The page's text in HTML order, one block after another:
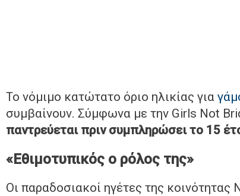
Το νόμιμο κατώτατο όριο ηλικίας για
συμβαίνουν. Σύμφωνα με την Girls Not
παντρεύεται πριν συμπληρώσει το 15
«Εθιμοτυπικός ο ρόλος της»
Οι παραδοσιακοί ηγέτες της